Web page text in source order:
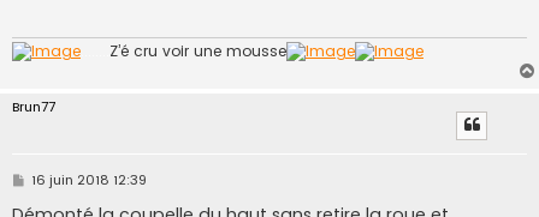
e
Z’é cru voir une mousse
Brun77
M
s
16 juin 2018 12:39